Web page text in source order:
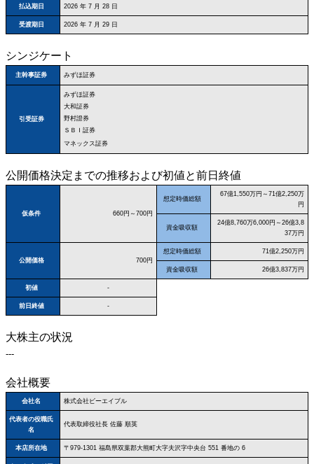
払込期日 2026 年 7 月 28 日
受渡期日 2026 年 7 月 29 日
シンジケート
主幹事証券 みずほ証券
引受証券
みずほ証券
大和証券
野村證券
ＳＢＩ証券
マネックス証券
公開価格決定までの推移および初値と前日終値
仮条件 660円～700円
想定時価総額
67億1,550万円～71億2,250万
円
資金吸収額
24億8,760万6,000円～26億3,8
37万円
公開価格 700円
想定時価総額 71億2,250万円
資金吸収額 26億3,837万円
初値 -
前日終値 -
大株主の状況
---
会社概要
会社名 株式会社ビーエイブル
代表者の役職氏
名
代表取締役社長 佐藤 順英
本店所在地 〒979‐1301 福島県双葉郡大熊町大字夫沢字中央台 551 番地の 6